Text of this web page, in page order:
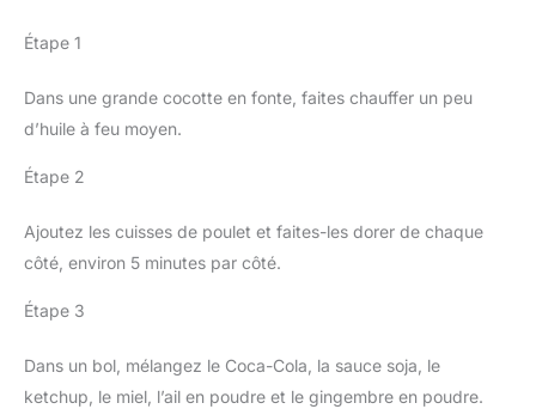
Étape 1
Dans une grande cocotte en fonte, faites chauffer un peu
d’huile à feu moyen.
Étape 2
Ajoutez les cuisses de poulet et faites-les dorer de chaque
côté, environ 5 minutes par côté.
Étape 3
Dans un bol, mélangez le Coca-Cola, la sauce soja, le
ketchup, le miel, l’ail en poudre et le gingembre en poudre.